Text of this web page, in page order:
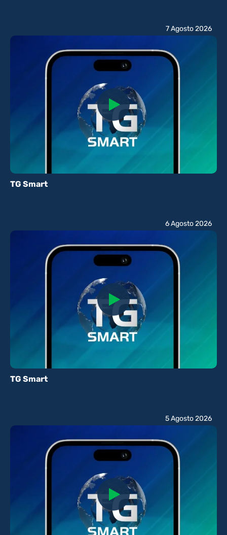
TG Smart
7 Agosto 2026
TG Smart
6 Agosto 2026
5 Agosto 2026